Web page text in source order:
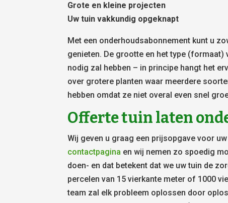
Grote en kleine projecten
Uw tuin vakkundig opgeknapt
Met een onderhoudsabonnement kunt u
genieten. De grootte en het type (formaat)
nodig zal hebben – in principe hangt het
over grotere planten waar meerdere
hebben omdat ze niet overal even snel
Offerte tuin laten
Wij geven u graag een prijsopgave voor
contactpagina en wij nemen zo spoedig
doen- en dat betekent dat we uw tuin de
percelen van 15 vierkante meter of 1000
team zal elk probleem oplossen door